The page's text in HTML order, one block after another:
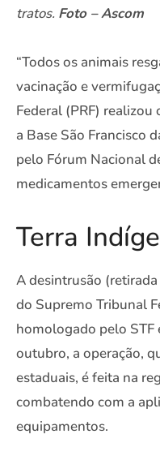
tratos. Foto – Ascom
“Todos os animais
vacinação e
Federal (PRF)
a Base São Francisco
pelo Fórum Nacional
medicamentos
Terra
A desintrusão
do Supremo Tribunal
homologado pelo STF
outubro, a operação,
estaduais, é feita na
combatendo com a
equipamentos.